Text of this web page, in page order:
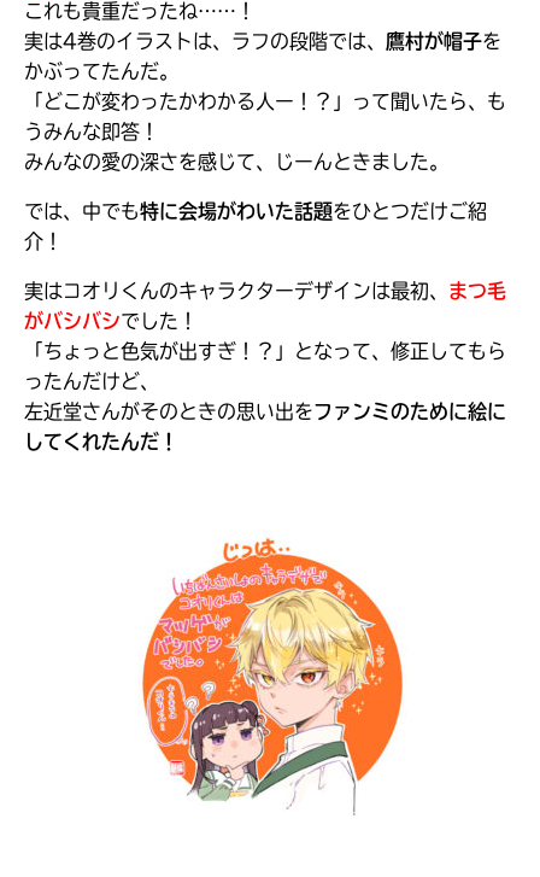
書店に届いた
読める
このマチのことを
もっと知りたい
キミに
これも貴重だったね……！
実は4巻のイラストは、ラフの段階では、 鷹村が帽子を
かぶってたんだ。
「どこが変わったかわかる人ー！？」って聞いたら、も
うみんな即答！
みんなの愛の深さを感じて、じーんときました。
では、中でも特に会場がわいた話題をひとつだけご紹
介！
実はコオリくんのキャラクターデザインは最初、 まつ毛
がバシバシでした！
「ちょっと色気が出すぎ！？」となって、修正してもら
ったんだけど、
左近堂さんがそのときの思い出をファンミのために絵に
してくれたんだ！